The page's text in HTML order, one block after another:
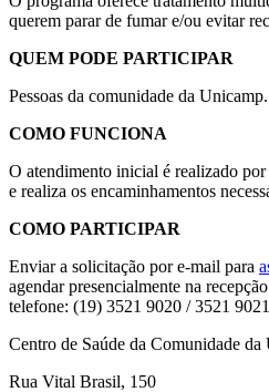
querem parar de fumar e/ou evitar
QUEM PODE PARTICIPAR
Pessoas da comunidade da Unicamp.
COMO FUNCIONA
O atendimento inicial é realizado
e realiza os encaminhamentos
COMO PARTICIPAR
Enviar a solicitação por e-mail para
agendar presencialmente na
telefone: (19) 3521 9020 / 3521
Centro de Saúde da Comunidade da
Rua Vital Brasil, 150